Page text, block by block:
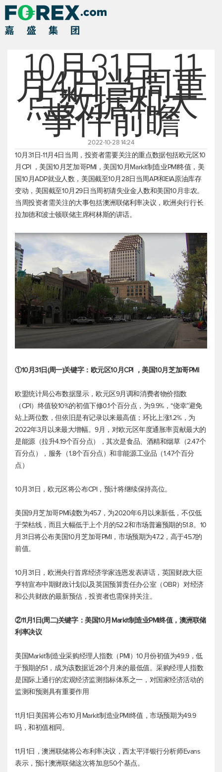
10月31日-11
月4日当周重
点数据和大
事件前瞻
2022-10-28 14:24
10月31日-11月4日当周，投资者需要关注的重点数据包括欧元区10
月CPI ，美国10月芝加哥PMI，美国10月Markit制造业PMI终值，美
国10月ADP就业人数，美国截至10月28日当周API和EIA原油库存
变动，美国截至10月29日当周初请失业金人数和美国10月非农。
当周投资者需关注的大事包括澳洲联储利率决议，欧洲央行行长
拉加德和波士顿联储主席柯林斯的讲话。
①10月31日(周一)关键字：欧元区10月CPI ，美国10月芝加哥PMI
欧盟统计局公布数据显示，欧元区9月调和消费者物价指数
（CPI）终值较10%的初值下修0.1个百分点，为9.9%，“侥幸”避免
站上两位数，但依旧是有记录以来最高值；环比上涨1.2%，为
2022年3月以来最大增幅。9月，对欧元区年度通胀率贡献最大的
是能源（拉升4.19个百分点），其次是食品、酒精和烟草（2.47个
百分点），服务（1.8个百分点）和非能源工业品（1.47个百分
点）
10月31日，欧元区将公布CPI，预计将继续保持高位。
美国9月芝加哥PMI读数为45.7，为2020年6月以来新低，不仅低
于荣枯线，而且大幅低于上个月的52.2和市场普遍预期的51.8。10
月31日将公布美国10月芝加哥PMI，市场预期为47.2，高于45.7的
前值。
10月31日，欧洲央行首席经济学家连恩发表讲话，英国财政大臣
亨特宣布中期财政计划以及英国预算责任办公室（OBR）对经济
和公共财政的最新预估，投资者也需保持关注。
②11月1日(周二)关键字：美国10月Markit制造业PMI终值，澳洲联储
利率决议
美国Markit制造业采购经理人指数（PMI）10月份初值为49.9，低
于预期的51，成为该数据近28个月来的最低值。采购经理人指数
是国际上通行的宏观经济监测指标体系之一，对国家经济活动的
监测和预测具有重要作用
11月1日美国将公布10月Markit制造业PMI终值，市场预期为49.9
吗，和初值相同。
11月1日，澳洲联储将公布利率决议，西太平洋银行分析师Evans
表示，预计澳洲联储这次将加息50个基点。